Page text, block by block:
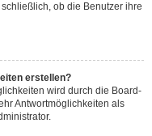
ob die Benutzer ihre
erstellen?
wird durch die Board-
Antwortmöglichkeiten als